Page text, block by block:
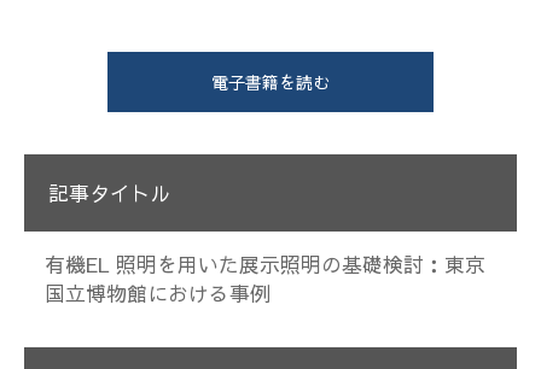
電子書籍を読む
記事タイトル
有機EL 照明を用いた展示照明の基礎検討：東京
国立博物館における事例